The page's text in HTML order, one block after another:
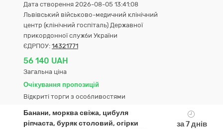
Дата створення 2026-08-05 13:41:08
Львівський військово-медичний клінічний
центр (клінічний госпіталь) Державної
прикордонної служби України
ЄДРПОУ: 14321771
56 140 UAH
Загальна ціна
Очікування пропозицій
Відкриті торги з особливостями
Банани, морква свіжа, цибуля
ріпчаста, буряк столовий, огірки
за 7 днів